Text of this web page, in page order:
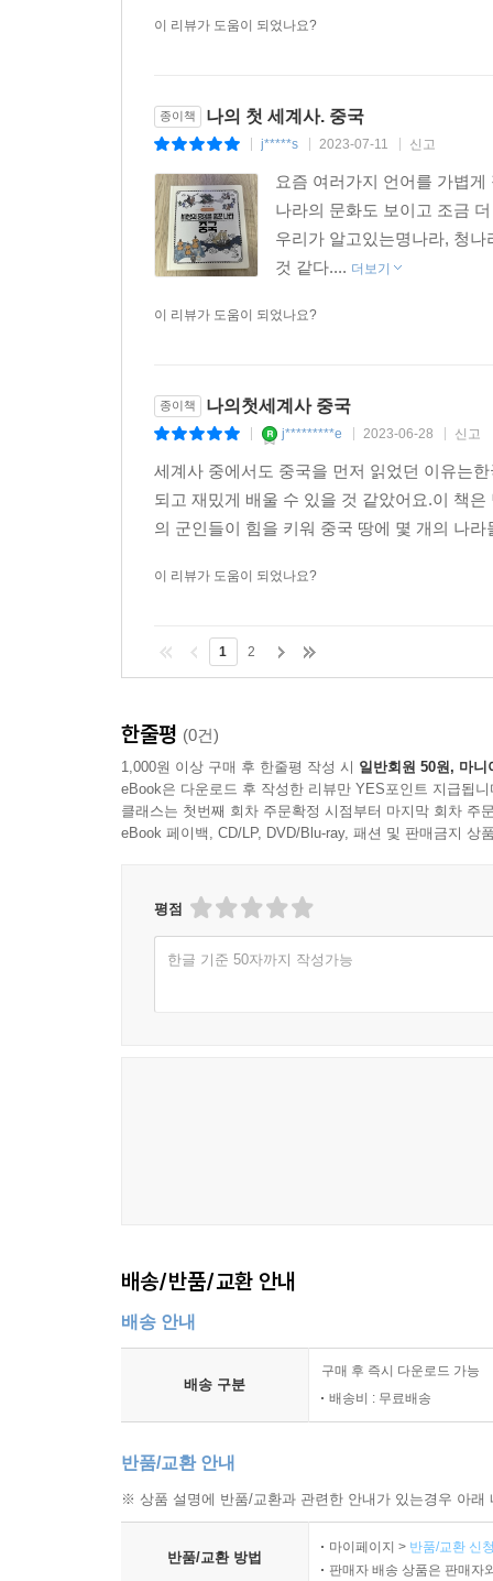
이 리뷰가 도움이 되었나요?
종이책 나의 첫 세계사. 중국
j*****s 2023-07-11 신고
요즘 여러가지 언어를 가볍
나라의 문화도 보이고 조금
우리가 알고있는명나라, 청
것 같다.... 더보기
이 리뷰가 도움이 되었나요?
종이책 나의첫세계사 중국
j*********e 2023-06-28 신고
세계사 중에서도 중국을 먼저 읽었던 이유는
되고 재밌게 배울 수 있을 것 같았어요.이 책
의 군인들이 힘을 키워 중국 땅에 몇 개의 나
이 리뷰가 도움이 되었나요?
1 2
한줄평 (0건)
1,000원 이상 구매 후 한줄평 작성 시 일반회원 50원, 마니
eBook은 다운로드 후 작성한 리뷰만 YES포인트 지급됩니
클래스는 첫번째 회차 주문확정 시점부터 마지막 회차 주
eBook 페이백, CD/LP, DVD/Blu-ray, 패션 및 판매금지 상
평점
한글 기준 50자까지 작성가능
배송/반품/교환 안내
배송 안내
배송 구분
구매 후 즉시 다운로드 가능
배송비 : 무료배송
반품/교환 안내
※ 상품 설명에 반품/교환과 관련한 안내가 있는경우 아
반품/교환 방법
마이페이지 > 반품/교환 신
판매자 배송 상품은 판매자